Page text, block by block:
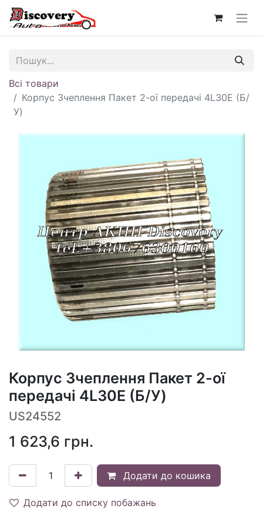
Всі товари
Корпус Зчеплення Пакет 2-ої передачі 4L30E (Б/
У)
Корпус Зчеплення Пакет 2-ої
передачі 4L30E (Б/У)
US24552
1 623,6 грн.
Додати до кошика
Додати до списку побажань